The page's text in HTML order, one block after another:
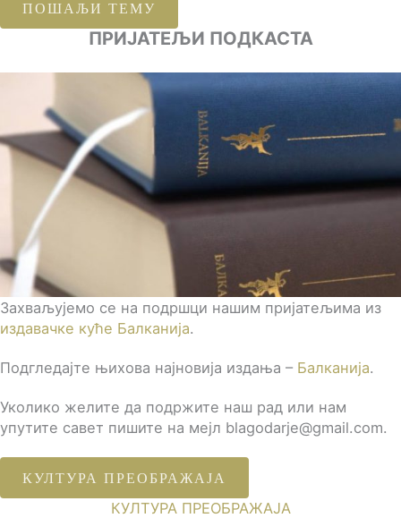
ПОШАЉИ ТЕМУ
ПРИЈАТЕЉИ ПОДКАСТА
Захваљујемо се на подршци нашим пријатељима из
издавачке куће Балканија.
Подгледајте њихова најновија издања – Балканија.
Уколико желите да подржите наш рад или нам
упутите савет пишите на мејл blagodarje@gmail.com.
КУЛТУРА ПРЕОБРАЖАЈА
КУЛТУРА ПРЕОБРАЖАЈА